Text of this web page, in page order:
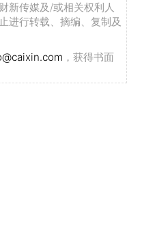
新传媒及/或相关权利人
进行转载、摘编、复制及
，获得书面